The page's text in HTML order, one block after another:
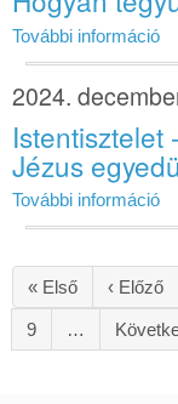
További információ
2024.
Istentisztelet
Jézus
További információ
Oldalszámozás
Első
oldal
« Első
Előző
oldal
‹ Előző
Oldal
9 …
oldal